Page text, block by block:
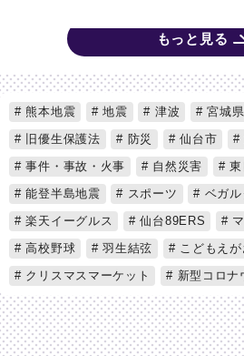
もっと見る
熊本地震 地震 津波 宮城県
旧優生保護法
防災 仙台市
事件・事故・火事
自然災害 東
能登半島地震
スポーツ
ベガル
楽天イーグルス
仙台89ERS
マ
高校野球
羽生結弦
こどもえが
クリスマスマーケット
新型コロナ